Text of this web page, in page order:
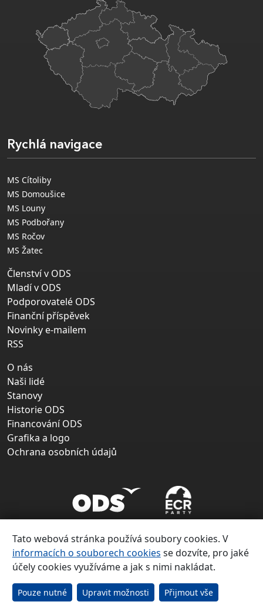
Rychlá navigace
MS Cítoliby
MS Domoušice
MS Louny
MS Podbořany
MS Ročov
MS Žatec
Členství v ODS
Mladí v ODS
Podporovatelé ODS
Finanční příspěvek
Novinky e-mailem
RSS
O nás
Naši lidé
Stanovy
Historie ODS
Financování ODS
Grafika a logo
Ochrana osobních údajů
Copyright ©
Občanská demokratická strana 1991 – 2026
Tato webová stránka používá soubory cookies. V
informacích o souborech cookies se dozvíte, pro jaké
účely cookies využíváme a jak s nimi nakládat.
Pouze nutné Upravit možnosti Přijmout vše